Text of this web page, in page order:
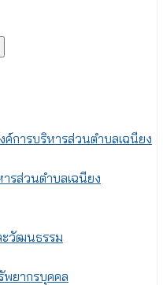
ค์การบริหารส่วนตำบลเฉนียง
รส่วนตำบลเฉนียง
ะวัฒนธรรม
ยากรบุคคล